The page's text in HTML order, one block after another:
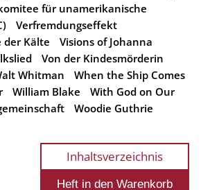
für unamerikanische
Verfremdungseffekt
der Kälte
Visions of Johanna
Von der Kindesmörderin
Whitman
When the Ship Comes
William Blake
With God on Our
Woodie Guthrie
Inhaltsverzeichnis